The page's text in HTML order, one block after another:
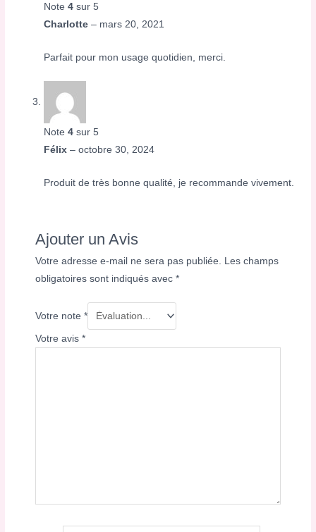
Note4 sur 5
Charlotte– mars 20, 2021
Parfait pour mon usage quotidien, merci.
Note4 sur 5
Félix– octobre 30, 2024
Produit de très bonne qualité, je recommande vivement.
Ajouter un Avis
Votre adresse e-mail ne sera pas publiée.
Les champs
obligatoires sont indiqués avec*
Votre note*
Votre avis*